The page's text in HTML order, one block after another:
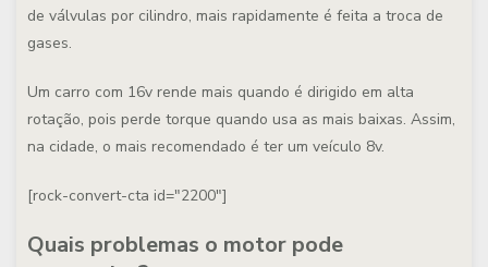
de válvulas por cilindro, mais rapidamente é feita a troca de
gases.
Um carro com 16v rende mais quando é dirigido em alta
rotação, pois perde torque quando usa as mais baixas. Assim,
na cidade, o mais recomendado é ter um veículo 8v.
[rock-convert-cta id="2200"]
Quais problemas o motor pode